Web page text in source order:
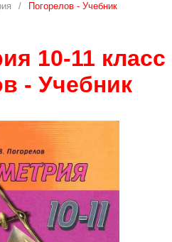
Погорелов - Учебник
10-11 класс
- Учебник